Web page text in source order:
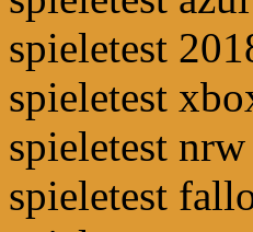
spieletest
spieletest
spieletest nrw
spieletest